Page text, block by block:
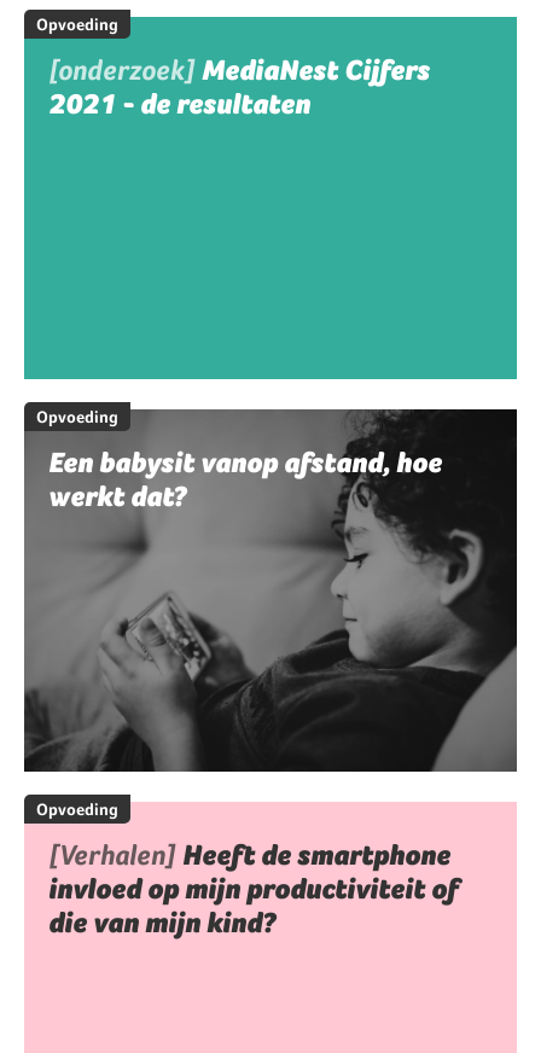
Opvoeding
[onderzoek]MediaNest Cijfers
2021 - de resultaten
Opvoeding
Een babysit vanop afstand, hoe
werkt dat?
Opvoeding
[Verhalen] Heeft de smartphone
invloed op mijn productiviteit of
die van mijn kind?